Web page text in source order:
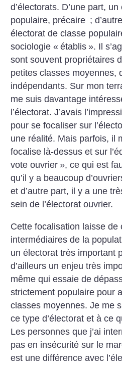
d’électorats. D’une part,
populaire, précaire ;
électorat de classe
sociologie « établis ». Il
sont souvent propriétaires
petites classes moyennes,
indépendants. Sur mon
me suis davantage
l’électorat. J’avais
pour se focaliser sur
une réalité. Mais parfois, il
focalise là-dessus et sur
vote ouvrier », ce qui est
qu’il y a beaucoup
et d’autre part, il y a une
sein de l’électorat ouvrier.
Cette focalisation laisse de
intermédiaires de la
un électorat très important
d’ailleurs un enjeu très
même qui essaie de
strictement populaire pour
classes moyennes. Je me
ce type d’électorat et à ce
Les personnes que j’ai
pas en insécurité sur le
est une différence avec